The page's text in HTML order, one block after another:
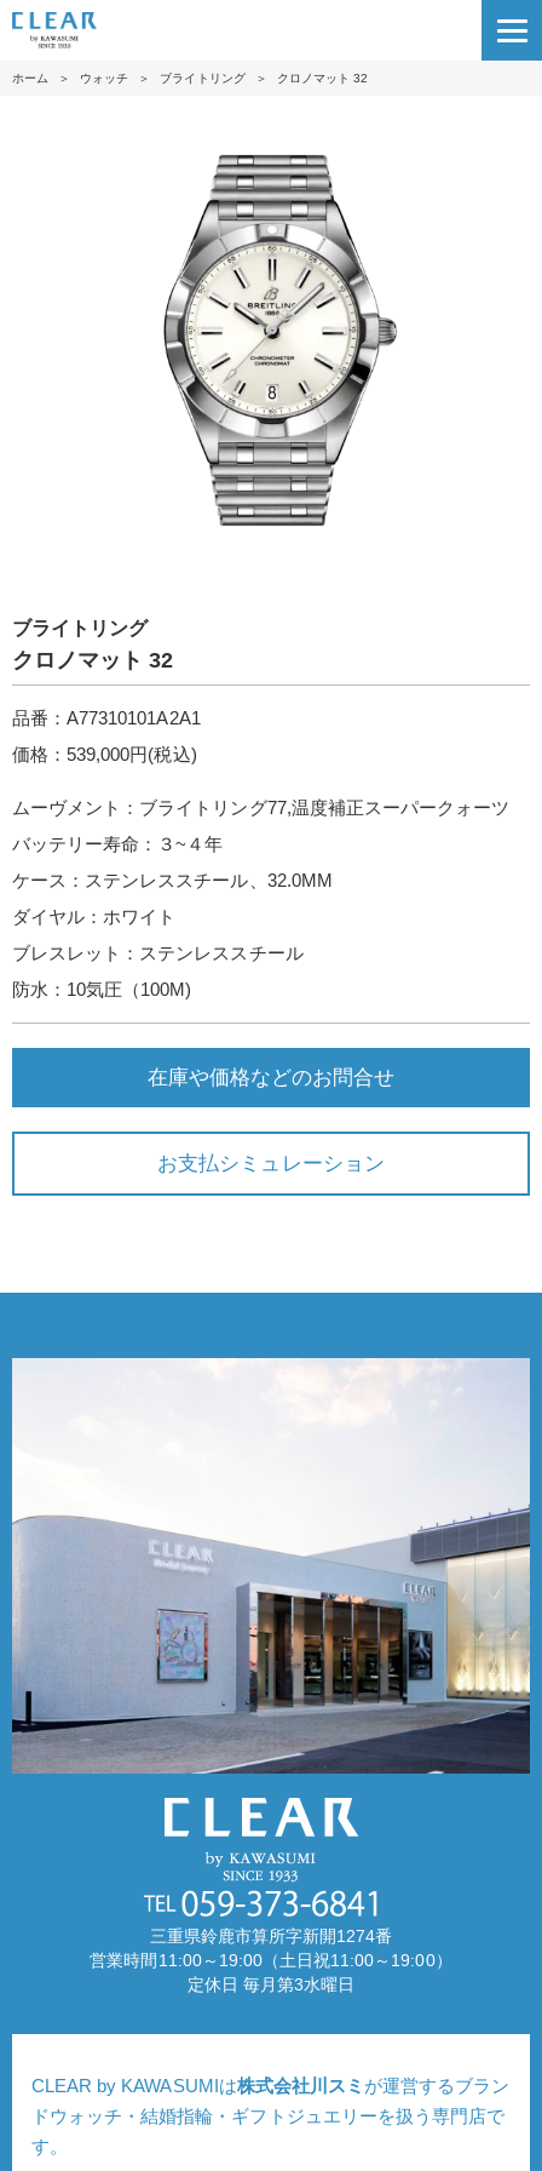
ホーム ＞ ウォッチ ＞ ブライトリング ＞ クロノマット 32
ブライトリング
クロノマット 32
品番：A77310101A2A1
価格：539,000円(税込)
ムーヴメント：ブライトリング77,温度補正スーパークォーツ
バッテリー寿命：３~４年
ケース：ステンレススチール、32.0MM
ダイヤル：ホワイト
ブレスレット：ステンレススチール
防水：10気圧（100M)
在庫や価格などのお問合せ
お支払シミュレーション
三重県鈴鹿市算所字新開1274番
営業時間11:00～19:00（土日祝11:00～19:00）
定休日 毎月第3水曜日
CLEAR by KAWASUMIは株式会社川スミ が運営するブラン
ドウォッチ・結婚指輪・ギフトジュエリーを扱う専門店で
す。